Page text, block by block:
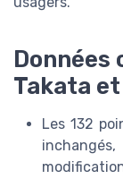
Données
Takata
Les 132